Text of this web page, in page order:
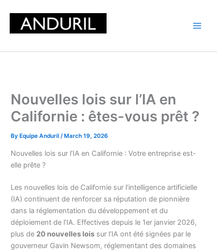
content
Nouvelles lois sur l’IA en
Californie : êtes-vous prêt ?
By Equipe Anduril/ March 19, 2026
Nouvelles lois sur l’IA en Californie : Votre entreprise est-
elle prête ?
Les nouvelles lois de Californie sur l’intelligence artificielle
(IA) continuent de renforcer sa réputation de pionnière
dans la réglementation du développement et du
déploiement de l’IA. Effectives depuis le 1er janvier 2026,
plus de 20 nouvelles lois sur l’IA ont été signées par le
gouverneur Gavin Newsom, réglementant des domaines